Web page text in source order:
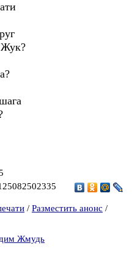
/ Разместить анонс /
Жмудь